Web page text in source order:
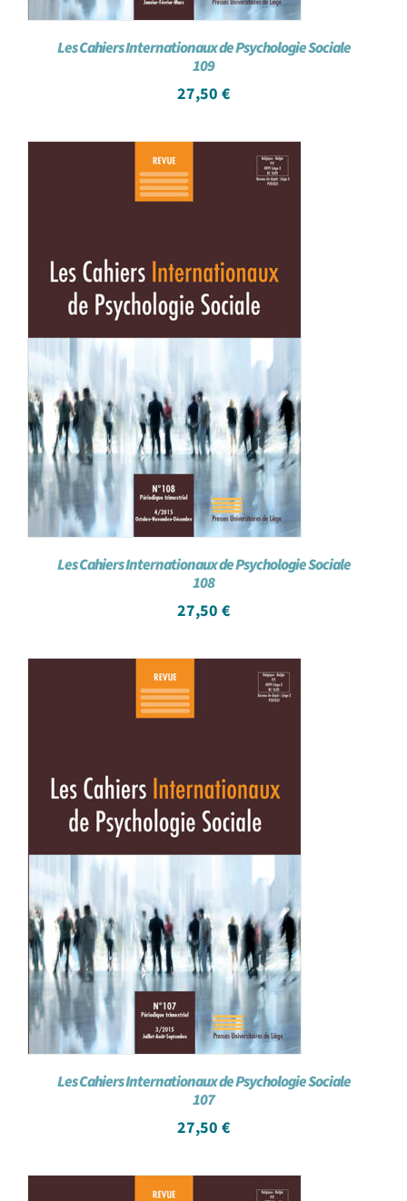
Les Cahiers Internationaux de Psychologie Sociale
109
27,50 €
Les Cahiers Internationaux de Psychologie Sociale
108
27,50 €
Les Cahiers Internationaux de Psychologie Sociale
107
27,50 €